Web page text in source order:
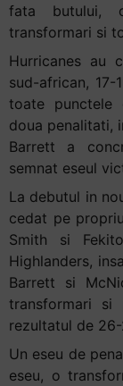
fata butului,
transformari si
Hurricanes au
sud-african, 17-
toate punctele
doua penalitati,
Barrett a
semnat eseul
La debutul in
cedat pe
Smith si
Highlanders,
Barrett si
transformari si
rezultatul de
Un eseu de
eseu, o